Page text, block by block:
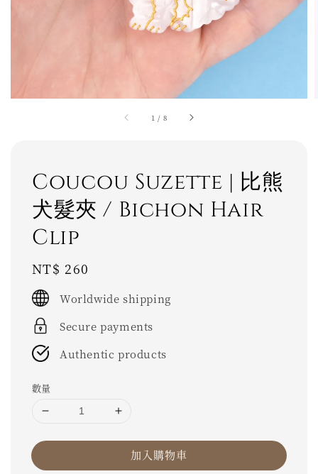
1 / 8
Coucou Suzette | 比熊
犬髮夾 / Bichon Hair
Clip
Regular
price
NT$ 260
Worldwide shipping
Secure payments
Authentic products
數量
加入購物車